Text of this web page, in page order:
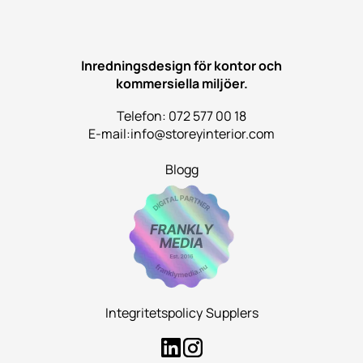
Inredningsdesign för kontor och
kommersiella miljöer.
Telefon: 072 577 00 18
E-mail:info@storeyinterior.com
Blogg
Integritetspolicy Supplers